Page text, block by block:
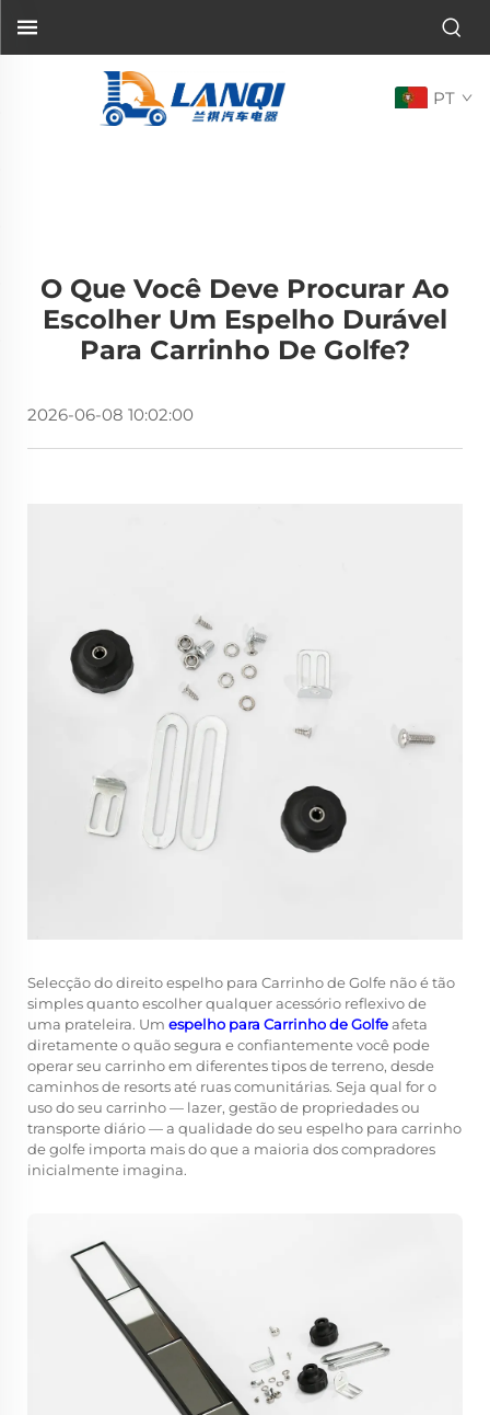
PT
O Que Você Deve Procurar Ao
Escolher Um Espelho Durável
Para Carrinho De Golfe?
2026-06-08 10:02:00
Selecção do direitoespelho para Carrinho de Golfe não é tão
simples quanto escolher qualquer acessório reflexivo de
uma prateleira. Um espelho para Carrinho de Golfeafeta
diretamente o quão segura e confiantemente você pode
operar seu carrinho em diferentes tipos de terreno, desde
caminhos de resorts até ruas comunitárias. Seja qual for o
uso do seu carrinho — lazer, gestão de propriedades ou
transporte diário — a qualidade do seu espelho para carrinho
de golfe importa mais do que a maioria dos compradores
inicialmente imagina.